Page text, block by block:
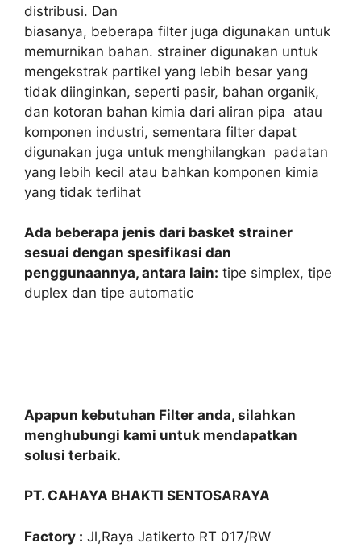
distribusi. Dan
biasanya, beberapa filter juga digunakan untuk
memurnikan bahan. strainer digunakan untuk
mengekstrak partikel yang lebih besar yang
tidak diinginkan, seperti pasir, bahan organik,
dan kotoran bahan kimia dari aliran pipa atau
komponen industri, sementara filter dapat
digunakan juga untuk menghilangkan padatan
yang lebih kecil atau bahkan komponen kimia
yang tidak terlihat
Ada beberapa jenis dari basket strainer
sesuai dengan spesifikasi dan
penggunaannya, antara lain: tipe simplex, tipe
duplex dan tipe automatic
Apapun kebutuhan Filter anda, silahkan
menghubungi kami untuk mendapatkan
solusi terbaik.
PT. CAHAYA BHAKTI SENTOSARAYA
Factory : Jl,Raya Jatikerto RT 017/RW